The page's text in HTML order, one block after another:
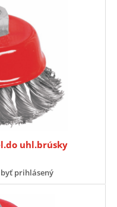
uhl.brúsky
prihlásený